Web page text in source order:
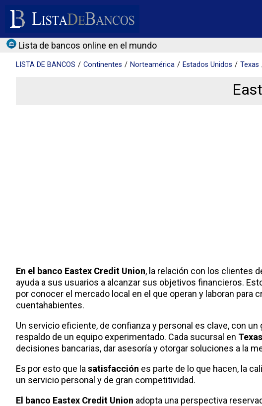
Lista de bancos online en el mundo
LISTA DE BANCOS Continentes Norteamérica Estados Unidos Texas
En el banco Eastex Credit Union, la relación con los clientes
ayuda a sus usuarios a alcanzar sus objetivos financieros.
por conocer el mercado local en el que operan y laboran para
cuentahabientes.
Un servicio eficiente, de confianza y personal es clave, con
respaldo de un equipo experimentado. Cada sucursal en Texas
decisiones bancarias, dar asesoría y otorgar soluciones a la
Es por esto que la satisfacción es parte de lo que hacen, la
un servicio personal y de gran competitividad.
El banco Eastex Credit Union adopta una perspectiva